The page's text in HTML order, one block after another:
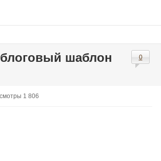
шаблон
1 806
0